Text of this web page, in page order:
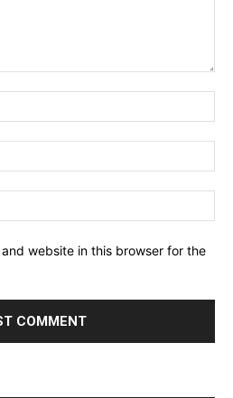
website in this browser for the